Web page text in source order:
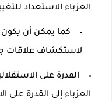
العزباء الاستعداد
كما يمكن أن يكون
لاستكشاف علاقات
القدرة على
العزباء إلى القدرة